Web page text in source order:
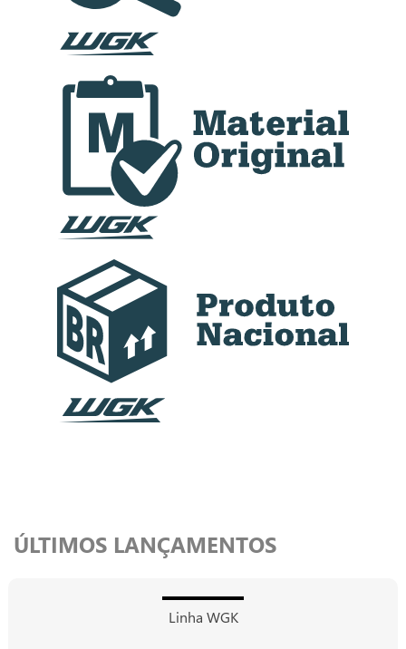
ÚLTIMOS LANÇAMENTOS
Linha WGK